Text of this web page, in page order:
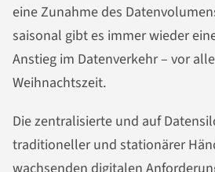
eine Zunahme des
saisonal gibt es immer wieder
Anstieg im Datenverkehr – vor
Weihnachtszeit.
Die zentralisierte und auf
traditioneller und stationärer